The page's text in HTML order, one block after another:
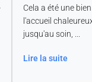
Cela a été une
l'accueil
jusqu'au soin, ...
Lire la suite